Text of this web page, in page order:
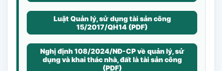
Luật Quản lý, sử dụng tài sản công
15/2017/QH14 (PDF)
Nghị định 108/2024/NĐ-CP về quản lý, sử
dụng và khai thác nhà, đất là tài sản công
(PDF)